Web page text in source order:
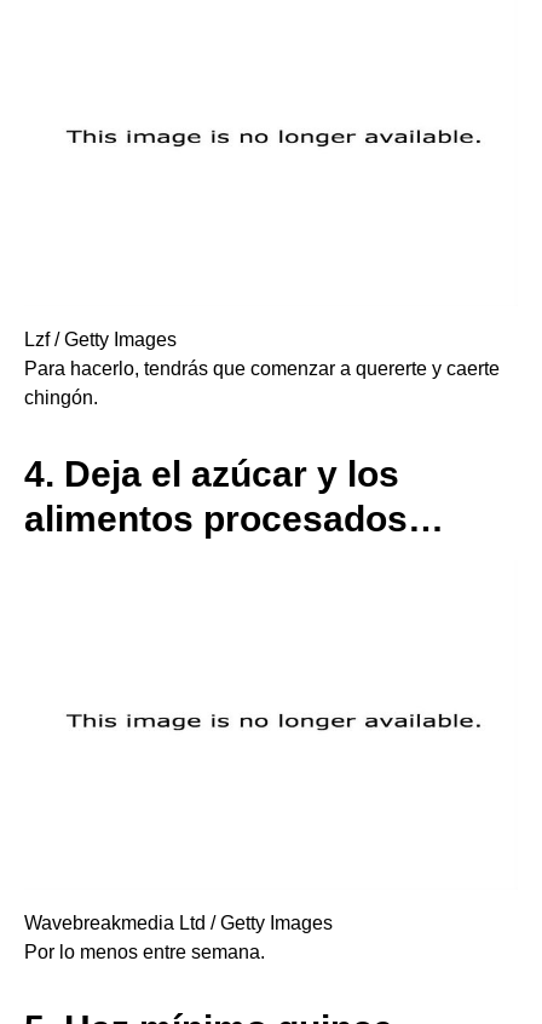
Lzf / Getty Images
Para hacerlo, tendrás que comenzar a quererte y caerte
chingón.
4. Deja el azúcar y los
alimentos procesados…
Wavebreakmedia Ltd / Getty Images
Por lo menos entre semana.